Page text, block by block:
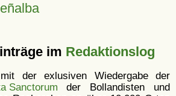
im Redaktionslog
der exlusiven Wiedergabe der
Sanctorum der Bollandisten und